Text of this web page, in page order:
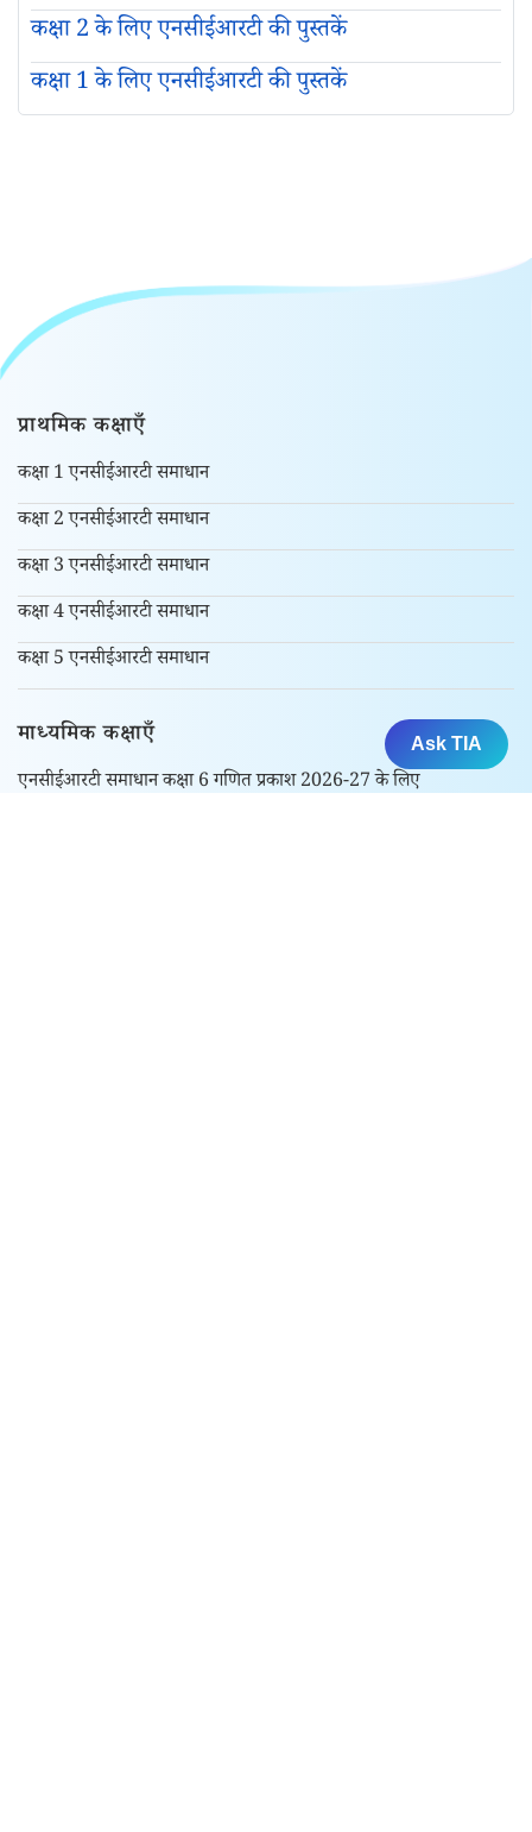
कक्षा 2 के लिए एनसीईआरटी की पुस्तकें
कक्षा 1 के लिए एनसीईआरटी की पुस्तकें
प्राथमिक कक्षाएँ
कक्षा 1 एनसीईआरटी समाधान
कक्षा 2 एनसीईआरटी समाधान
कक्षा 3 एनसीईआरटी समाधान
कक्षा 4 एनसीईआरटी समाधान
कक्षा 5 एनसीईआरटी समाधान
माध्यमिक कक्षाएँ
एनसीईआरटी समाधान कक्षा 6 गणित प्रकाश 2026-27 के लिए
Ask TIA